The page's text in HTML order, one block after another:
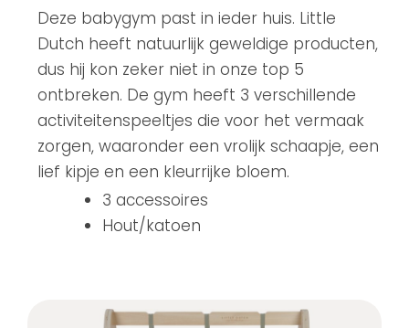
Deze babygym past in ieder huis. Little
Dutch heeft natuurlijk geweldige producten,
dus hij kon zeker niet in onze top 5
ontbreken. De gym heeft 3 verschillende
activiteitenspeeltjes die voor het vermaak
zorgen, waaronder een vrolijk schaapje, een
lief kipje en een kleurrijke bloem.
3 accessoires
Hout/katoen